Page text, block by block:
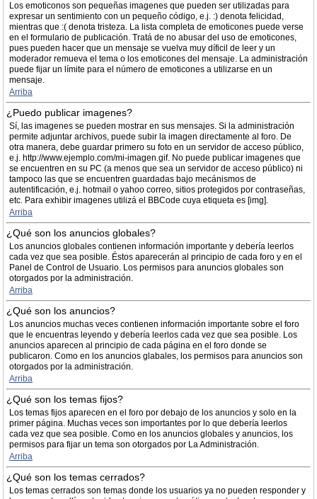
Los emoticonos son pequeñas imagenes que pueden ser utilizadas para
expresar un sentimiento con un pequeño código, e.j. :) denota felicidad,
mientras que :( denota tristeza. La lista completa de emoticones puede verse
en el formulario de publicación. Tratá de no abusar del uso de emoticones,
pues pueden hacer que un mensaje se vuelva muy díficil de leer y un
moderador remueva el tema o los emoticones del mensaje. La administración
puede fijar un límite para el número de emoticones a utilizarse en un
mensaje.
Arriba
¿Puedo publicar imagenes?
Sí, las imagenes se pueden mostrar en sus mensajes. Si la administración
permite adjuntar archivos, puede subir la imagen directamente al foro. De
otra manera, debe guardar primero su foto en un servidor de acceso público,
e.j. http://www.ejemplo.com/mi-imagen.gif. No puede publicar imagenes que
se encuentren en su PC (a menos que sea un servidor de acceso público) ni
tampoco las que se encuentren guardadas bajo mecánismos de
autentificación, e.j. hotmail o yahoo correo, sitios protegidos por contraseñas,
etc. Para exhibir imagenes utilizá el BBCode cuya etiqueta es [img].
Arriba
¿Qué son los anuncios globales?
Los anuncios globales contienen información importante y debería leerlos
cada vez que sea posible. Éstos aparecerán al principio de cada foro y en el
Panel de Control de Usuario. Los permisos para anuncios globales son
otorgados por la administración.
Arriba
¿Qué son los anuncios?
Los anuncios muchas veces contienen información importante sobre el foro
que le encuentras leyendo y debería leerlos cada vez que sea posible. Los
anuncios aparecen al principio de cada página en el foro donde se
publicaron. Como en los anuncios glabales, los permisos para anuncios son
otorgados por la administración.
Arriba
¿Qué son los temas fijos?
Los temas fijos aparecen en el foro por debajo de los anuncios y solo en la
primer página. Muchas veces son importantes por lo que debería leerlos
cada vez que sea posible. Como en los anuncios globales y anuncios, los
permisos para fijar un tema son otorgados por La Administración.
Arriba
¿Qué son los temas cerrados?
Los temas cerrados son temas donde los usuarios ya no pueden responder y